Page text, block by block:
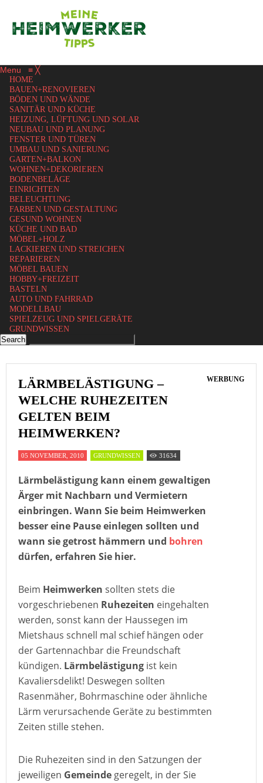
Menu ≡ ╳
HOME
BAUEN+RENOVIEREN
BÖDEN UND WÄNDE
SANITÄR UND KÜCHE
HEIZUNG, LÜFTUNG UND SOLAR
NEUBAU UND PLANUNG
FENSTER UND TÜREN
UMBAU UND SANIERUNG
GARTEN+BALKON
WOHNEN+DEKORIEREN
BODENBELÄGE
EINRICHTEN
BELEUCHTUNG
FARBEN UND GESTALTUNG
GESUND WOHNEN
KÜCHE UND BAD
MÖBEL+HOLZ
LACKIEREN UND STREICHEN
REPARIEREN
MÖBEL BAUEN
HOBBY+FREIZEIT
BASTELN
AUTO UND FAHRRAD
MODELLBAU
SPIELZEUG UND SPIELGERÄTE
GRUNDWISSEN
LÄRMBELÄSTIGUNG –
WELCHE RUHEZEITEN
GELTEN BEIM
HEIMWERKEN?
WERBUNG
05 NOVEMBER, 2010 GRUNDWISSEN 31634
Lärmbelästigung kann einem gewaltigen
Ärger mit Nachbarn und Vermietern
einbringen. Wann Sie beim Heimwerken
besser eine Pause einlegen sollten und
wann sie getrost hämmern und bohren
dürfen, erfahren Sie hier.
Beim Heimwerken sollten stets die
vorgeschriebenen Ruhezeiten eingehalten
werden, sonst kann der Haussegen im
Mietshaus schnell mal schief hängen oder
der Gartennachbar die Freundschaft
kündigen. Lärmbelästigung ist kein
Kavaliersdelikt! Deswegen sollten
Rasenmäher, Bohrmaschine oder ähnliche
Lärm verursachende Geräte zu bestimmten
Zeiten stille stehen.
Die Ruhezeiten sind in den Satzungen der
jeweiligen Gemeinde geregelt, in der Sie